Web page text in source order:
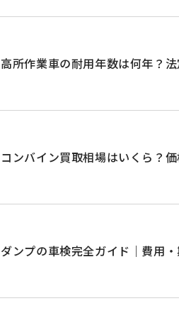
高所作業車の耐用年数は何年？
コンバイン買取相場はいくら？
ダンプの車検完全ガイド｜費用